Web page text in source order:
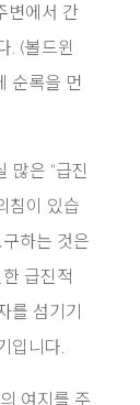
변에서 간
. (볼드윈
순록을 먼
많은 “급진
침이 있습
하는 것은
급진적
를 섬기기
입니다.
여지를 주